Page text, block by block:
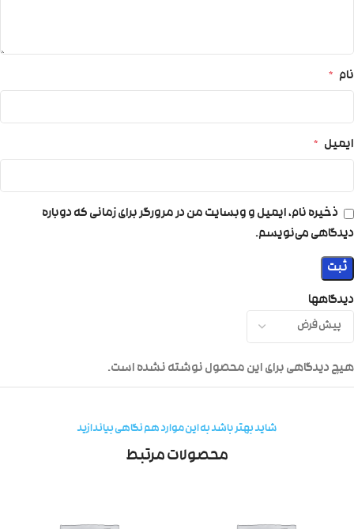
دیدگاهها
هیچ دیدگاهی برای این محصول نوشته نشده است.
نام *
ایمیل *
ذخیره نام، ایمیل و وبسایت من در مرورگر برای زمانی که دوباره
دیدگاهی می‌نویسم.
شاید بهتر باشد به این موارد هم نگاهی بیاندازید
محصولات مرتبط